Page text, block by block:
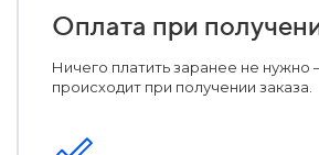
Оплата при
Ничего платить заранее не нужно
происходит при получении заказа.